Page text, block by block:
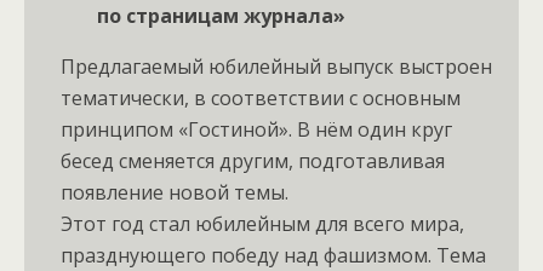
по страницам журнала»
Предлагаемый юбилейный выпуск выстроен
тематически, в соответствии с основным
принципом «Гостиной». В нём один круг
бесед сменяется другим, подготавливая
появление новой темы.
Этот год стал юбилейным для всего мира,
празднующего победу над фашизмом. Тема